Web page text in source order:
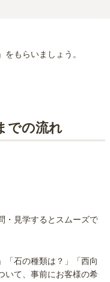
もらいましょう。
での流れ
・見学するとスムーズで
「石の種類は？」「西向
いて、事前にお客様の希